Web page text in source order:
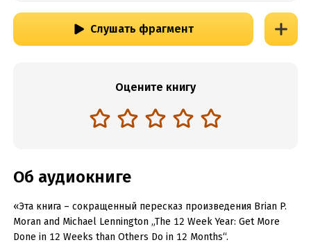
Слушать фрагмент
Оцените книгу
Об аудиокниге
«Эта книга – сокращенный пересказ произведения Brian P.
Moran and Michael Lennington „The 12 Week Year: Get More
Done in 12 Weeks than Others Do in 12 Months“.